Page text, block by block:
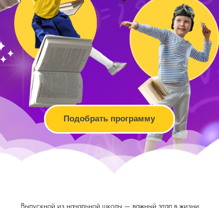
Подобрать программу
Выпускной из начальной школы — важный этап в жизни